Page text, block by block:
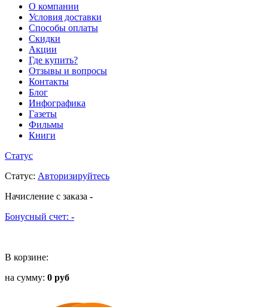
О компании
Условия доставки
Способы оплаты
Скидки
Акции
Где купить?
Отзывы и вопросы
Контакты
Блог
Инфографика
Газеты
Фильмы
Книги
Статус
Статус: Авторизируйтесь
Начисление с заказа -
Бонусный счет: -
В корзине:
на сумму: 0 руб